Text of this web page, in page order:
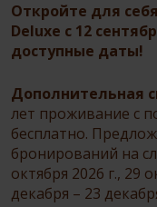
Откройте для
Deluxe с 12
доступные даты!
Дополнительная
лет проживание с
бесплатно.
бронирований на
октября 2026 г., 29
декабря – 23